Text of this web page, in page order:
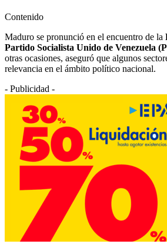
Contenido
Maduro se pronunció en el encuentro de la
Partido Socialista Unido de Venezuela
otras ocasiones, aseguró que algunos
relevancia en el ámbito político nacional.
- Publicidad -